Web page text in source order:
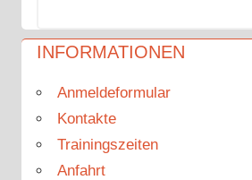
INFORMATIONEN
Anmeldeformular
Kontakte
Trainingszeiten
Anfahrt